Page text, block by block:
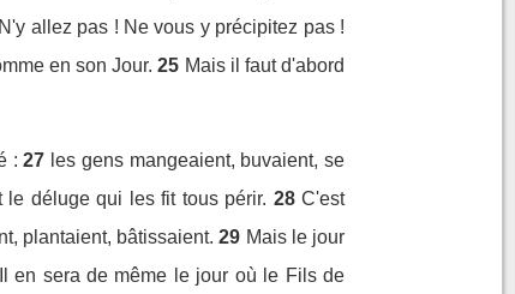
allez pas ! Ne vous y précipitez pas !
en son Jour. 25 Mais il faut d'abord
: 27 les gens mangeaient, buvaient, se
déluge qui les fit tous périr. 28 C'est
plantaient, bâtissaient. 29 Mais le jour
Il en sera de même le jour où le Fils de